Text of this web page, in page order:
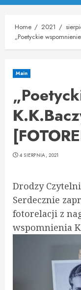
Menu
Home 2021
„Poetyckie
Main
4 SIERPNIA, 2021
Drodzy
Serdecznie
fotorelacji z
wspomnienia